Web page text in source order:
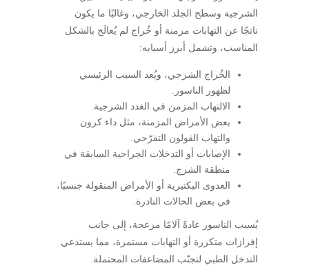
الشرجية وسطح الجلد الخارجي، وغالبًا ما يكون
ناتجًا عن التهابات مزمنة أو خُراج لم يُعالَج بالشكل
المناسب، وتشمل أبرز أسبابه:
الخُراج الشرجي، ويُعد السبب الرئيسي
لظهور الناسور.
الالتهاب المزمن في الغدد الشرجية.
بعض الأمراض المزمنة، مثل داء كرون
والتهاب القولون التقرّحي.
الإصابات أو التدخلات الجراحية السابقة في
منطقة الشرج.
العدوى البكتيرية أو الأمراض المنقولة جنسيًا،
في بعض الحالات النادرة.
يُسبب الناسور عادةً آلامًا مزعجة، إلى جانب
إفرازات متكررة أو التهابات مستمرة، مما يستدعي
التدخل الطبي لتجنّب المضاعفات المحتملة.